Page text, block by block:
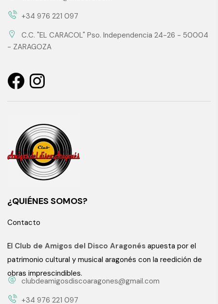
+34 976 221 097
C.C. "EL CARACOL" Pso. Independencia 24-26 - 50004
- ZARAGOZA
¿QUIÉNES SOMOS?
Contacto
El Club de Amigos del Disco Aragonés apuesta por el
patrimonio cultural y musical aragonés con la reedición de
obras imprescindibles.
clubdeamigosdiscoaragones@gmail.com
+34 976 221 097